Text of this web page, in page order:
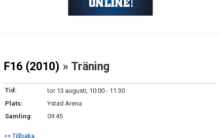
DOKUMENT
F16 (2010) » Träning
Tid:
tor 13 augusti, 10:00 - 11:30
Plats:
Ystad Arena
Samling:
09:45
<< Tillbaka